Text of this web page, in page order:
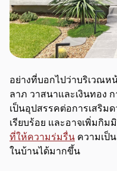
อย่างที่บอกไปว่าบริเวณ
ลาภ วาสนาและเงินทอง
เป็นอุปสรรคต่อการเสริม
เรียบร้อย และอาจเพิ่มกิ
ที่ให้ความร่มรื่น ความเป็
ในบ้านได้มากขึ้น